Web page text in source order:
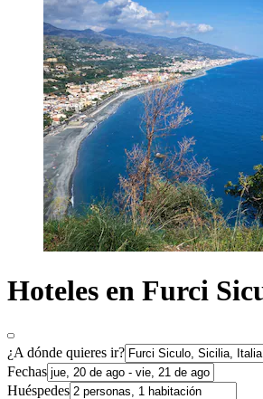
Hoteles en Furci
¿A dónde quieres ir?
Fechas
Huéspedes